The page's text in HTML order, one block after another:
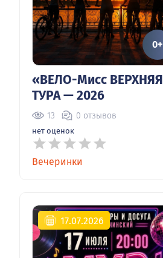
0+
«ВЕЛО-Мисс ВЕРХНЯЯ
ТУРА — 2026
13 0 отзывов
нет оценок
Вечеринки
17.07.2026